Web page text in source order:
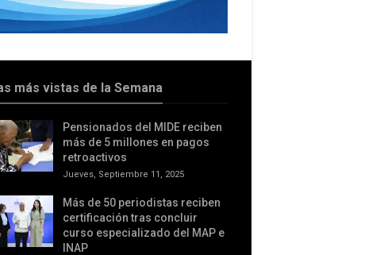
más vistas de la Semana
Pensionados del MIDE reciben
más de 5 millones en pagos
retroactivos
Jueves, Septiembre 11, 2025
Más de 50 periodistas reciben
certificación tras concluir
curso especializado del MAP e
INAP